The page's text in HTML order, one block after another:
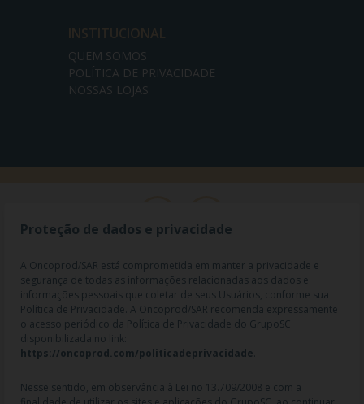
INSTITUCIONAL
QUEM SOMOS
POLÍTICA DE PRIVACIDADE
NOSSAS LOJAS
RAZÃO SOCIAL: ONCO PROD DIST. DE PROD. HOSP. E ONCOL. LTDA |
04.307.650/0019-64 | IE: 119.242.793.110 | Endereço R: Olimpíadas, nº
100 2º andar CJ 21 22 - Vila Olímpia - SP | Cep: 04551-000 |
Proteção de dados e privacidade
A Oncoprod/SAR está comprometida em manter a privacidade e
segurança de todas as informações relacionadas aos dados e
informações pessoais que coletar de seus Usuários, conforme sua
Política de Privacidade. A Oncoprod/SAR recomenda expressamente
o acesso periódico da Política de Privacidade do GrupoSC
disponibilizada no link:
https://oncoprod.com/politicadeprivacidade
Nesse sentido, em observância à Lei no 13.709/2008 e com a